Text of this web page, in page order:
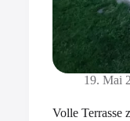
19. Mai
Volle Terrasse